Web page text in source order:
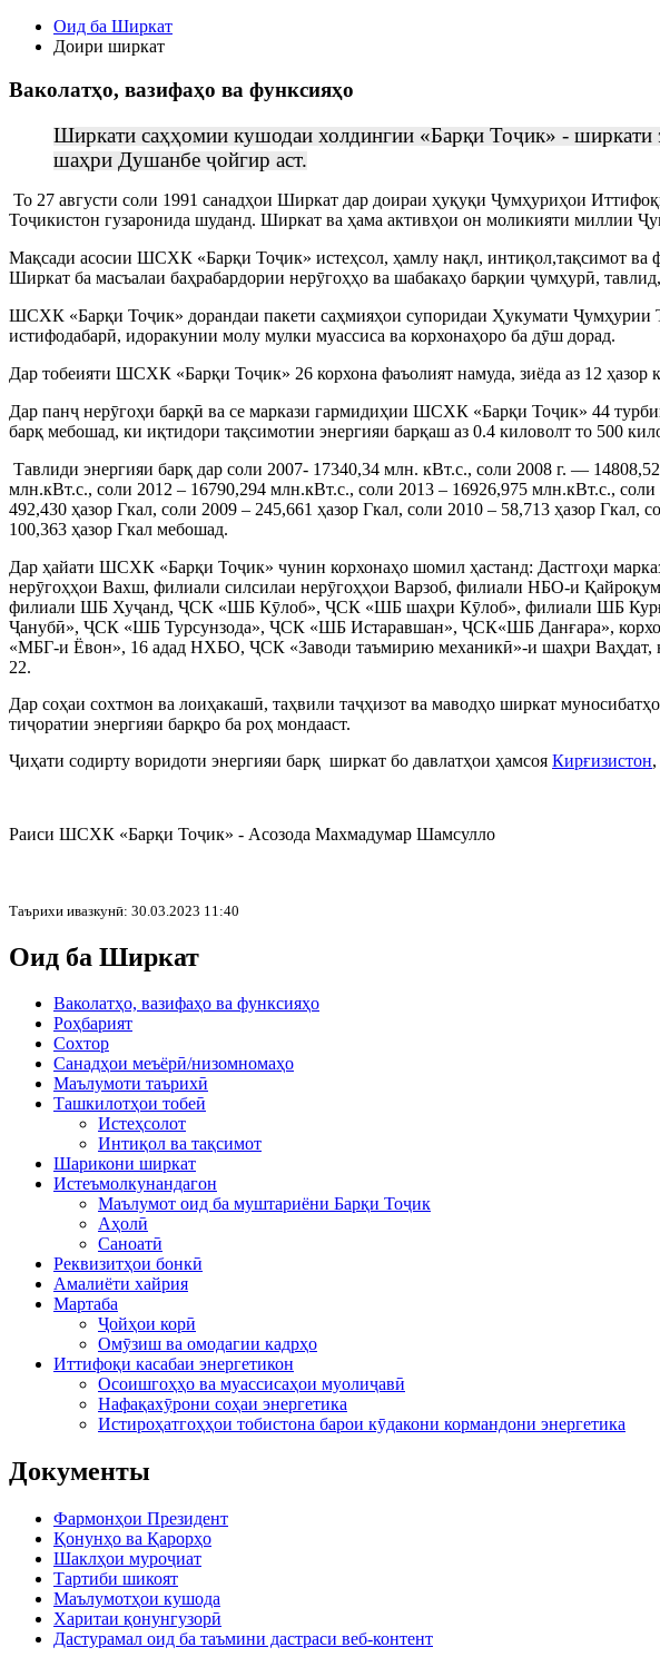
Оид ба Ширкат
Доири ширкат
Ваколатҳо, вазифаҳо ва функсияҳо
Ширкати саҳҳомии кушодаи холдингии «Барқи Тоҷик» - ширкати
шаҳри Душанбе ҷойгир аст.
То 27 августи соли 1991 санадҳои Ширкат дар доираи ҳуқуқи Ҷумҳуриҳои
Тоҷикистон гузаронида шуданд. Ширкат ва ҳама активҳои он моликияти миллии
Мақсади асосии ШСХК «Барқи Тоҷик» истеҳсол, ҳамлу нақл, интиқол,тақсимот ва
Ширкат ба масъалаи баҳрабардории нерӯгоҳҳо ва шабакаҳо барқии ҷумҳурӣ,
ШСХК «Барқи Тоҷик» дорандаи пакети саҳмияҳои супоридаи Ҳукумати Ҷумҳурии
истифодабарӣ, идоракунии молу мулки муассиса ва корхонаҳоро ба дӯш дорад.
Дар тобеияти ШСХК «Барқи Тоҷик» 26 корхона фаъолият намуда, зиёда аз 12 ҳазор
Дар панҷ нерӯгоҳи барқӣ ва се маркази гармидиҳии ШСХК «Барқи Тоҷик» 44
барқ мебошад, ки иқтидори тақсимотии энергияи барқаш аз 0.4 киловолт то 500
Тавлиди энергияи барқ дар соли 2007- 17340,34 млн. кВт.с., соли 2008 г. —
млн.кВт.с., соли 2012 – 16790,294 млн.кВт.с., соли 2013 – 16926,975 млн.кВт.с.,
492,430 ҳазор Гкал, соли 2009 – 245,661 ҳазор Гкал, соли 2010 – 58,713 ҳазор Гкал,
100,363 ҳазор Гкал мебошад.
Дар ҳайати ШСХК «Барқи Тоҷик» чунин корхонаҳо шомил ҳастанд: Дастгоҳи
нерӯгоҳҳои Вахш, филиали силсилаи нерӯгоҳҳои Варзоб, филиали НБО-и
филиали ШБ Хуҷанд, ҶСК «ШБ Кӯлоб», ҶСК «ШБ шаҳри Кӯлоб», филиали ШБ
Ҷанубӣ», ҶСК «ШБ Турсунзода», ҶСК «ШБ Истаравшан», ҶСК«ШБ Данғара»,
«МБГ-и Ёвон», 16 адад НХБО, ҶСК «Заводи таъмирию механикӣ»-и шаҳри Ваҳдат,
22.
Дар соҳаи сохтмон ва лоиҳакашӣ, таҳвили таҷҳизот ва маводҳо ширкат
тиҷоратии энергияи барқро ба роҳ мондааст.
Ҷиҳати содирту воридоти энергияи барқ ширкат бо давлатҳои ҳамсоя Кирғизистон,
Раиси ШСХК «Барқи Тоҷик» - Асозода Махмадумар Шамсулло
Таърихи ивазкунӣ: 30.03.2023 11:40
Оид ба Ширкат
Ваколатҳо, вазифаҳо ва функсияҳо
Роҳбарият
Сохтор
Санадҳои меъёрӣ/низомномаҳо
Маълумоти таърихӣ
Ташкилотҳои тобеӣ
Истеҳсолот
Интиқол ва тақсимот
Шарикони ширкат
Истеъмолкунандагон
Маълумот оид ба муштариёни Барқи Тоҷик
Аҳолӣ
Саноатӣ
Реквизитҳои бонкӣ
Амалиёти хайрия
Мартаба
Ҷойҳои корӣ
Омӯзиш ва омодагии кадрҳо
Иттифоқи касабаи энергетикон
Осоишгоҳҳо ва муассисаҳои муолиҷавӣ
Нафақахӯрони соҳаи энергетика
Истироҳатгоҳҳои тобистона барои кӯдакони кормандони энергетика
Документы
Фармонҳои Президент
Қонунҳо ва Қарорҳо
Шаклҳои муроҷиат
Тартиби шикоят
Маълумотҳои кушода
Харитаи қонунгузорӣ
Дастурамал оид ба таъмини дастраси веб-контент